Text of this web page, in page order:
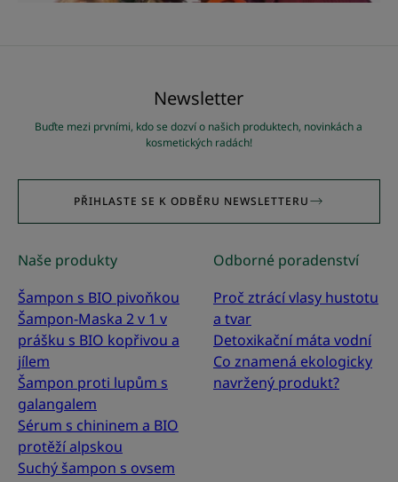
Newsletter
Buďte mezi prvními, kdo se dozví o našich produktech, novinkách a
kosmetických radách!
PŘIHLASTE SE K ODBĚRU NEWSLETTERU
Naše produkty
Šampon s BIO pivoňkou
Šampon-Maska 2 v 1 v
prášku s BIO kopřivou a
jílem
Šampon proti lupům s
galangalem
Sérum s chininem a BIO
protěží alpskou
Suchý šampon s ovsem
Odborné poradenství
Proč ztrácí vlasy hustotu
a tvar
Detoxikační máta vodní
Co znamená ekologicky
navržený produkt?